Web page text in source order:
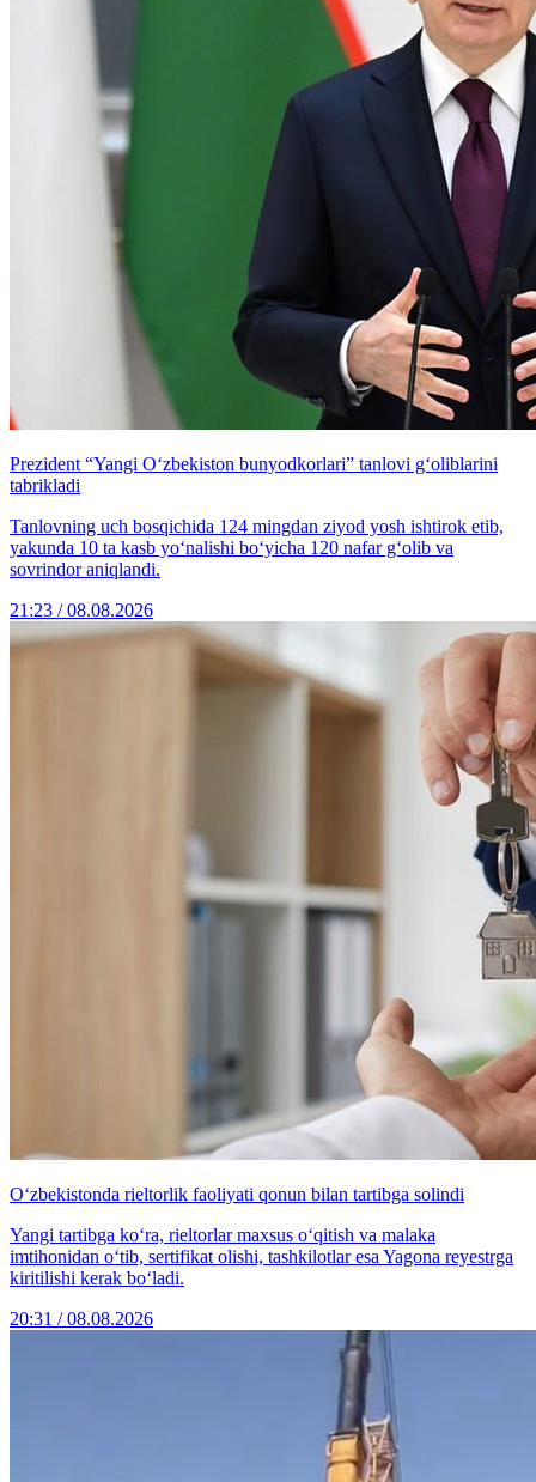
Prezident “Yangi O‘zbekiston bunyodkorlari” tanlovi g‘oliblarini
tabrikladi
Tanlovning uch bosqichida 124 mingdan ziyod yosh ishtirok etib,
yakunda 10 ta kasb yo‘nalishi bo‘yicha 120 nafar g‘olib va
sovrindor aniqlandi.
21:23 / 08.08.2026
O‘zbekistonda rieltorlik faoliyati qonun bilan tartibga solindi
Yangi tartibga ko‘ra, rieltorlar maxsus o‘qitish va malaka
imtihonidan o‘tib, sertifikat olishi, tashkilotlar esa Yagona reyestrga
kiritilishi kerak bo‘ladi.
20:31 / 08.08.2026